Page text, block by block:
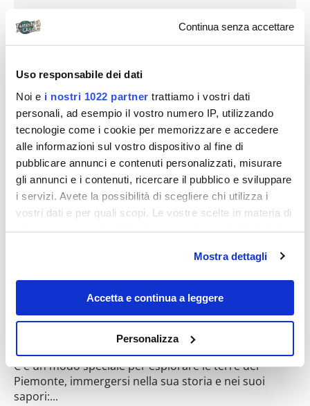
Continua senza accettare
Uso responsabile dei dati
Noi e i nostri 1022 partner trattiamo i vostri dati
personali, ad esempio il vostro numero IP, utilizzando
tecnologie come i cookie per memorizzare e accedere
alle informazioni sul vostro dispositivo al fine di
pubblicare annunci e contenuti personalizzati, misurare
gli annunci e i contenuti, ricercare il pubblico e sviluppare
i servizi. Avete la possibilità di scegliere chi utilizza i
vostri dati e per quali scopi. Le vostre scelte in materia di
privacy sono applicabili solo su questa proprietà digitale
modificare o revocare il proprio consenso in qualsiasi
momento dalla Dichiarazione sui cookie o facendo clic
sull'icona di attivazione della privacy.
raccogliere informazioni sulla tua posizione
geografica, con un'approssimazione di qualche
metro,
Identificare il tuo dispositivo, scansionandolo
Mostra dettagli
Accetta e continua a leggere
Personalizza
Destinazioni
Carrozze anni ’50 e vigneti in festa:
l’autunno in Piemonte si vive sui treni
C'è un modo speciale per esplorare le terre del
Piemonte, immergersi nella sua storia e nei suoi
sapori:...